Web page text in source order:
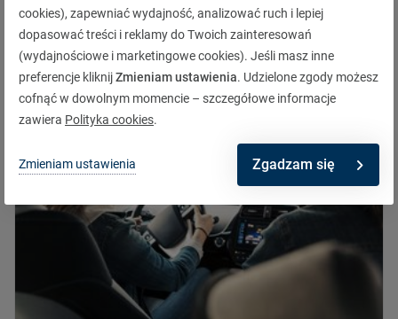
Dowiedz się więcej
cookies), zapewniać wydajność, analizować ruch i lepiej
dopasować treści i reklamy do Twoich zainteresowań
(wydajnościowe i marketingowe cookies). Jeśli masz inne
preferencje kliknijZmieniam ustawienia. Udzielone zgody możesz
cofnąć w dowolnym momencie – szczegółowe informacje
zawiera Polityka cookies.
Zmieniam ustawienia Zgadzam się